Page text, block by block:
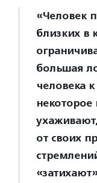
«Человек
близких в
большая
человека
некоторое
от своих